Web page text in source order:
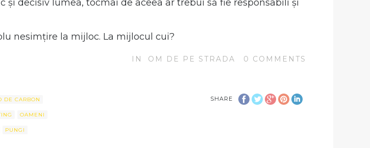
decisiv lumea, tocmai de aceea ar trebui să fie responsabili și
nesimțire la mijloc. La mijlocul cui?
IN OM DE PE STRADA 0 COMMENTS
SHARE
DE CARBON
OAMENI
PUNGI